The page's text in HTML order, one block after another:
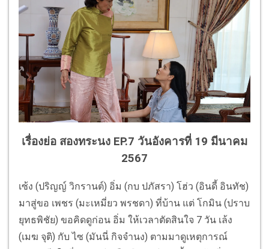
เรื่องย่อ สองทระนง EP.7 วันอังคารที่ 19 มีนาคม
2567
เซ้ง (ปริญญ์ วิกรานต์) อิ่ม (กบ ปภัสรา) โฮ่ว (อินดี้ อินทัช)
มาสู่ขอ เพชร (มะเหมี่ยว พรชดา) ที่บ้าน แต่ โกมิน (ปราบ
ยุทธพิชัย) ขอคิดดูก่อน อิ่ม ให้เวลาตัดสินใจ 7 วัน เล้ง
(เมฆ จุติ) กับ ไซ (มันนี่ กิจจำนง) ตามมาดูเหตุการณ์